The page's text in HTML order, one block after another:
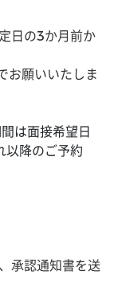
日の3か月前か
お願いいたしま
は面接希望日
以降のご予約
承認通知書を送